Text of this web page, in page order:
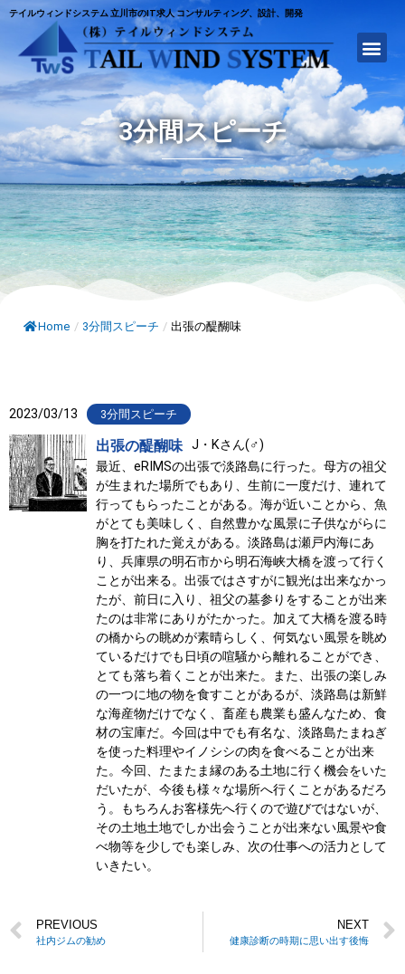
テイルウィンドシステム 立川市のIT求人 コンサルティング、設計、開発
3分間スピーチ
Home / 3分間スピーチ / 出張の醍醐味
2023/03/13 3分間スピーチ
出張の醍醐味
J・Kさん(♂)
最近、eRIMSの出張で淡路島に行った。母方の祖父
が生まれた場所でもあり、生前に一度だけ、連れて
行ってもらったことがある。海が近いことから、魚
がとても美味しく、自然豊かな風景に子供ながらに
胸を打たれた覚えがある。淡路島は瀬戸内海にあ
り、兵庫県の明石市から明石海峡大橋を渡って行く
ことが出来る。出張ではさすがに観光は出来なかっ
たが、前日に入り、祖父の墓参りをすることが出来
たのは非常にありがたかった。加えて大橋を渡る時
の橋からの眺めが素晴らしく、何気ない風景を眺め
ているだけでも日頃の喧騒から離れることができ、
とても落ち着くことが出来た。また、出張の楽しみ
の一つに地の物を食すことがあるが、淡路島は新鮮
な海産物だけでなく、畜産も農業も盛んなため、食
材の宝庫だ。今回は中でも有名な、淡路島たまねぎ
を使った料理やイノシシの肉を食べることが出来
た。今回、たまたま縁のある土地に行く機会をいた
だいたが、今後も様々な場所へ行くことがあるだろ
う。もちろんお客様先へ行くので遊びではないが、
その土地土地でしか出会うことが出来ない風景や食
べ物等を少しでも楽しみ、次の仕事への活力として
いきたい。
PREVIOUS
社内ジムの勧め
NEXT
健康診断の時期に思い出す後悔